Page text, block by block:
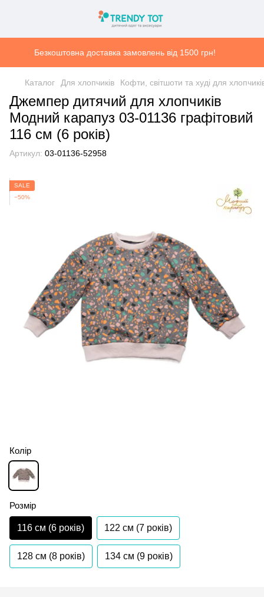
Безкоштовна доставка замовлень від 1500 грн!
Каталог Для хлопчиків Кофти, світшоти та худі для
Джемпер дитячий для хлопчиків
Модний карапуз 03-01136 графітовий
116 см (6 років)
Артикул: 03-01136-52958
SALE
−50%
Колір
Розмір
116 см (6 років) 122 см (7 років)
128 см (8 років) 134 см (9 років)